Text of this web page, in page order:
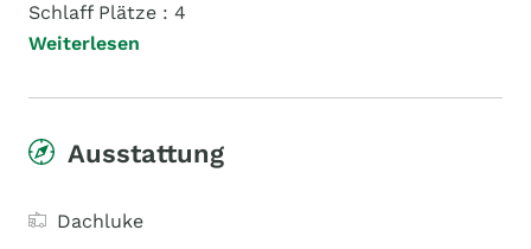
Schlaff Plätze : 4
Weiterlesen
Ausstattung
Dachluke